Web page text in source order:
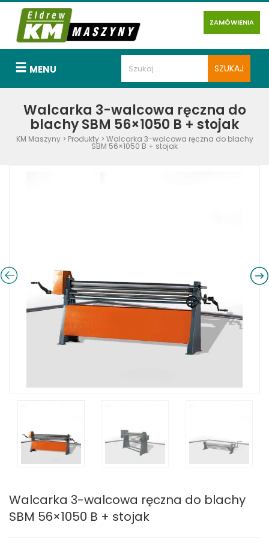
ZAMÓWIENIA
MENU
Walcarka 3-walcowa ręczna do
blachy SBM 56×1050 B + stojak
KM Maszyny> Produkty> Walcarka 3-walcowa ręczna do blachy
SBM 56×1050 B + stojak
Walcarka 3-walcowa ręczna do blachy
SBM 56×1050 B + stojak